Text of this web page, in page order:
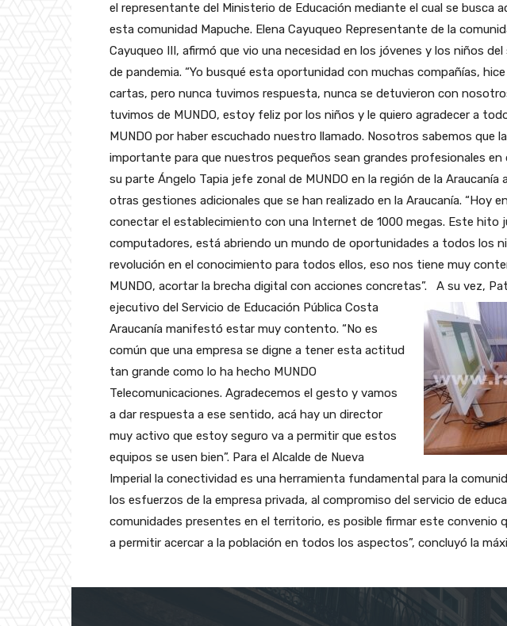
el representante del Ministerio de Educación mediante el cual se busca
esta comunidad Mapuche. Elena Cayuqueo Representante de la
Cayuqueo III, afirmó que vio una necesidad en los jóvenes y los niños
de pandemia. “Yo busqué esta oportunidad con muchas compañías,
cartas, pero nunca tuvimos respuesta, nunca se detuvieron con
tuvimos de MUNDO, estoy feliz por los niños y le quiero agradecer a
MUNDO por haber escuchado nuestro llamado. Nosotros sabemos que
importante para que nuestros pequeños sean grandes profesionales en
su parte Ángelo Tapia jefe zonal de MUNDO en la región de la Araucanía
otras gestiones adicionales que se han realizado en la Araucanía. “Hoy
conectar el establecimiento con una Internet de 1000 megas. Este hito
computadores, está abriendo un mundo de oportunidades a todos los
revolución en el conocimiento para todos ellos, eso nos tiene muy
MUNDO, acortar la brecha digital con acciones concretas”.
A su vez,
ejecutivo del Servicio de Educación Pública Costa
Araucanía manifestó estar muy contento. “No es
común que una empresa se digne a tener esta actitud
tan grande como lo ha hecho MUNDO
Telecomunicaciones. Agradecemos el gesto y vamos
a dar respuesta a ese sentido, acá hay un director
muy activo que estoy seguro va a permitir que estos
equipos se usen bien”. Para el Alcalde de Nueva
Imperial la conectividad es una herramienta fundamental para la
los esfuerzos de la empresa privada, al compromiso del servicio de
comunidades presentes en el territorio, es posible firmar este convenio
a permitir acercar a la población en todos los aspectos”, concluyó la